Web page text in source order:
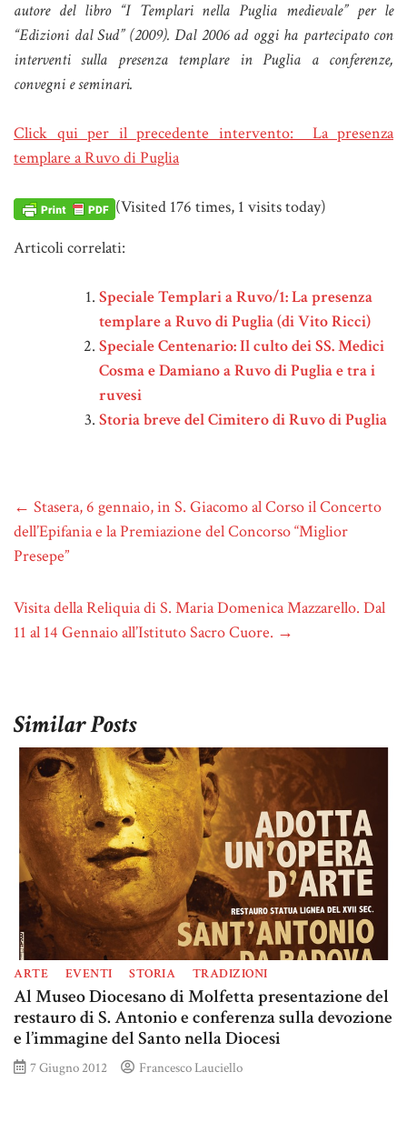
autore del libro “I Templari nella Puglia medievale” per le
“Edizioni dal Sud” (2009). Dal 2006 ad oggi ha partecipato con
interventi sulla presenza templare in Puglia a conferenze,
convegni e seminari.
Click qui per il precedente intervento: La presenza
templare a Ruvo di Puglia
(Visited 176 times, 1 visits today)
Articoli correlati:
Speciale Templari a Ruvo/1: La presenza
templare a Ruvo di Puglia (di Vito Ricci)
Speciale Centenario: Il culto dei SS. Medici
Cosma e Damiano a Ruvo di Puglia e tra i
ruvesi
Storia breve del Cimitero di Ruvo di Puglia
← Stasera, 6 gennaio, in S. Giacomo al Corso il Concerto
dell’Epifania e la Premiazione del Concorso “Miglior
Presepe”
Visita della Reliquia di S. Maria Domenica Mazzarello. Dal
11 al 14 Gennaio all’Istituto Sacro Cuore. →
Similar Posts
ARTE EVENTI STORIA TRADIZIONI
Al Museo Diocesano di Molfetta presentazione del
restauro di S. Antonio e conferenza sulla devozione
e l’immagine del Santo nella Diocesi
7 Giugno 2012 Francesco Lauciello